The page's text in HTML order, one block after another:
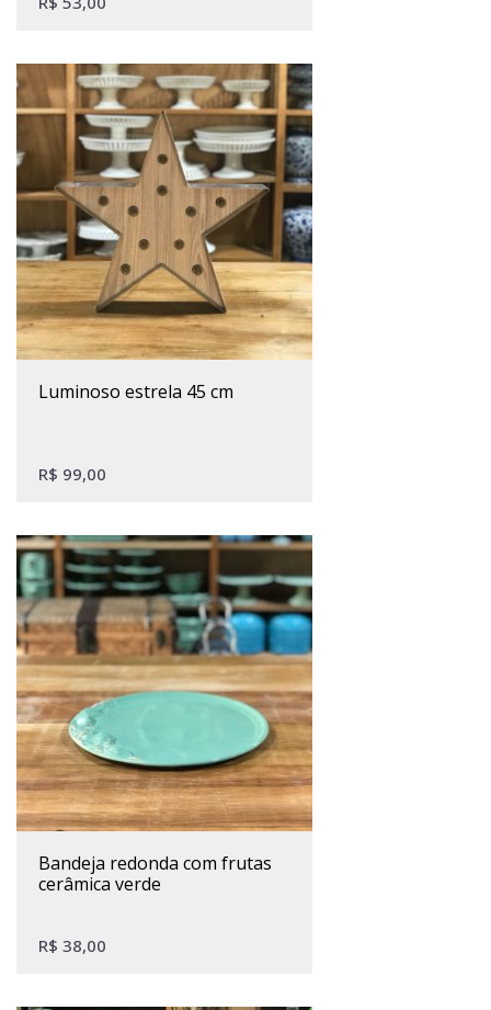
luminoso estrela 45 cm
R$ 99,00
bandeja redonda com frutas
cerâmica verde
R$ 38,00